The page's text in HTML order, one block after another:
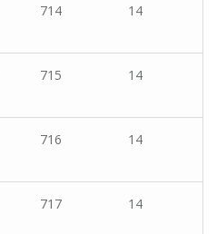
714 14
715 14
716 14
717 14